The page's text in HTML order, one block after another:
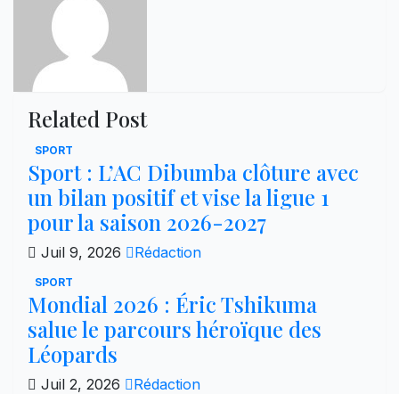
Related Post
SPORT
Sport : L’AC Dibumba clôture avec
un bilan positif et vise la ligue 1
pour la saison 2026-2027
Juil 9, 2026 Rédaction
SPORT
Mondial 2026 : Éric Tshikuma
salue le parcours héroïque des
Léopards
Juil 2, 2026 Rédaction